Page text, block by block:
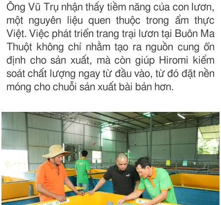
Ông Vũ Trụ nhận thấy tiềm năng của con lươn,
một nguyên liệu quen thuộc trong ẩm thực
Việt. Việc phát triển trang trại lươn tại Buôn Ma
Thuột không chỉ nhằm tạo ra nguồn cung ổn
định cho sản xuất, mà còn giúp Hiromi kiểm
soát chất lượng ngay từ đầu vào, từ đó đặt nền
móng cho chuỗi sản xuất bài bản hơn.